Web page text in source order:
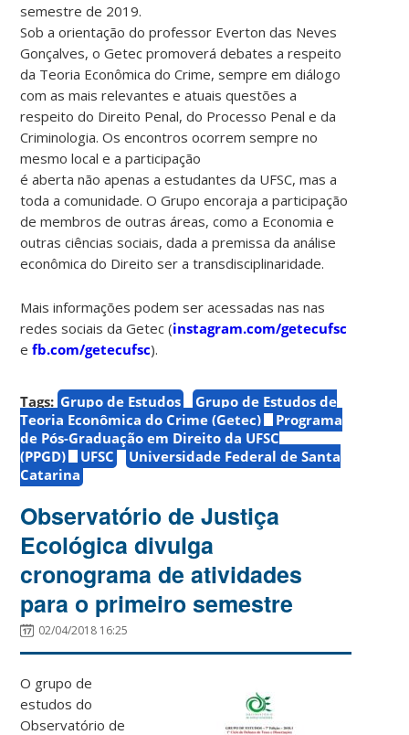
semestre de 2019.
Sob a orientação do professor Everton das Neves
Gonçalves, o Getec promoverá debates a respeito
da Teoria Econômica do Crime, sempre em diálogo
com as mais relevantes e atuais questões a
respeito do Direito Penal, do Processo Penal e da
Criminologia. Os encontros ocorrem sempre no
mesmo local e a participação
é aberta não apenas a estudantes da UFSC, mas a
toda a comunidade. O Grupo encoraja a participação
de membros de outras áreas, como a Economia e
outras ciências sociais, dada a premissa da análise
econômica do Direito ser a transdisciplinaridade.
Mais informações podem ser acessadas nas nas
redes sociais da Getec (instagram.com/getecufsc
efb.com/getecufsc).
Tags: Grupo de Estudos
Grupo de Estudos de
Teoria Econômica do Crime (Getec)
Programa
de Pós-Graduação em Direito da UFSC
(PPGD)
UFSC
Universidade Federal de Santa
Catarina
Observatório de Justiça
Ecológica divulga
cronograma de atividades
para o primeiro semestre
02/04/2018 16:25
O grupo de
estudos do
Observatório de